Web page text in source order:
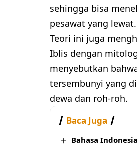
sehingga bisa
pesawat yang lewat.
Teori ini juga
Iblis dengan
menyebutkan
tersembunyi yang
dewa dan roh-roh.
Baca Juga
Bahasa